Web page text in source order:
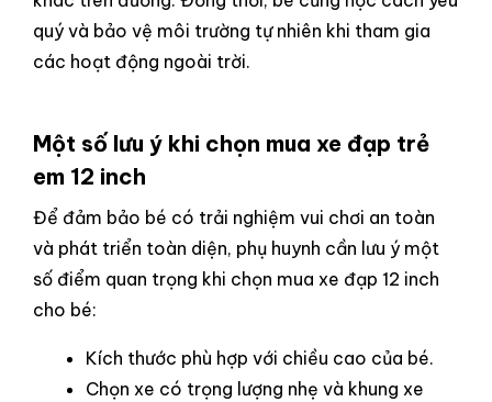
quý và bảo vệ môi trường tự nhiên khi tham gia
các hoạt động ngoài trời.
Một số lưu ý khi chọn mua xe đạp trẻ
em 12 inch
Để đảm bảo bé có trải nghiệm vui chơi an toàn
và phát triển toàn diện, phụ huynh cần lưu ý một
số điểm quan trọng khi chọn mua xe đạp 12 inch
cho bé:
Kích thước phù hợp với chiều cao của bé.
Chọn xe có trọng lượng nhẹ và khung xe